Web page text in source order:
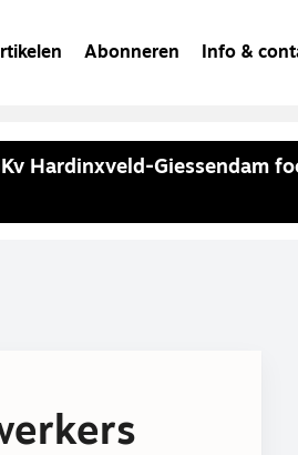
Abonneren Info &
Hardinxveld-Giessendam